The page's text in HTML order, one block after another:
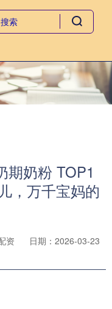
期奶粉 TOP1
，万千宝妈的
资
日期：2026-03-23